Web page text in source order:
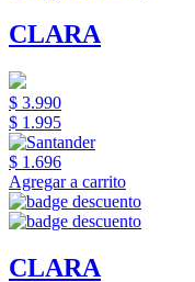
CLARA
$ 3.990
$ 1.995
$ 1.696
Agregar a carrito
CLARA